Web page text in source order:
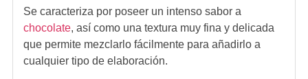
Se caracteriza por poseer un intenso sabor a
chocolate, así como una textura muy fina y delicada
que permite mezclarlo fácilmente para añadirlo a
cualquier tipo de elaboración.